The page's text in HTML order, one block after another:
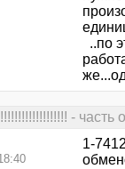
..по
- часть
1-